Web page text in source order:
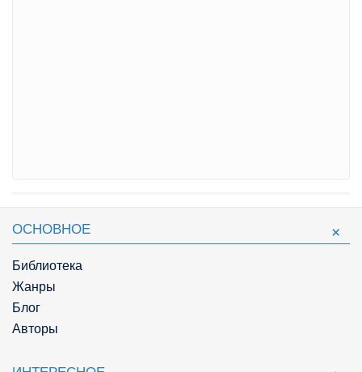
ОСНОВНОЕ
Библиотека
Жанры
Блог
Авторы